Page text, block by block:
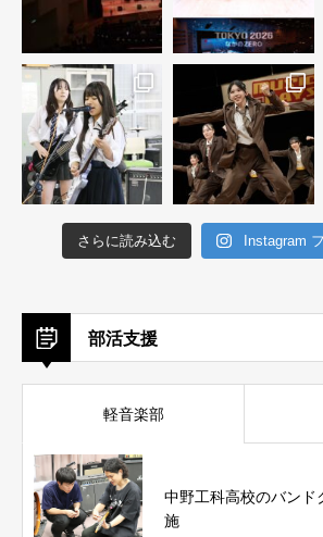
さらに読み込む Instagram
部活支援
軽音楽部
中野工科高校のバンド
施